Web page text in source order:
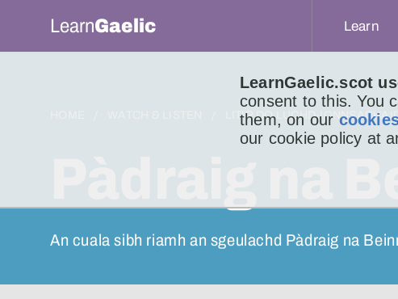
LearnGaelic.scot
consent to this. You
them, on our
our cookie policy at
LearnGaelic Learn
LITIR DO LUCHD-
An cuala sibh riamh an sgeulachd Pàdraig na